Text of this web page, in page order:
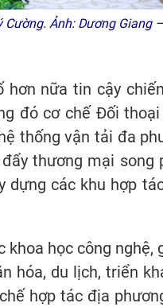
Ảnh: Dương Giang
nữa tin cậy
đó cơ chế Đối
thống vận tải đa
thương mại song
dựng các khu hợp
học công nghệ,
hóa, du lịch, triển
hợp tác địa